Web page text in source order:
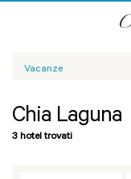
Vacanze
Chia Laguna
3 hotel trovati